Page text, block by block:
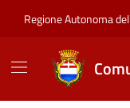
Regione Autonoma